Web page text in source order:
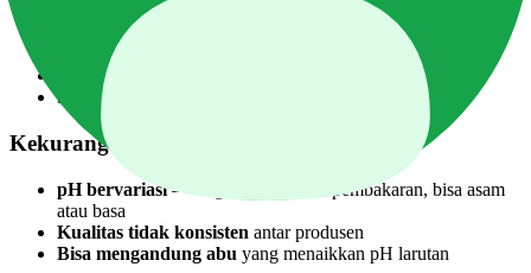
Sangat murah
— bahkan bisa dibuat sendiri dari sekam padi
Mudah didapat
di toko pertanian konvensional seluruh
Indonesia
Drainase baik
Sedikit sifat anti-jamur
Kekurangan
pH bervariasi— tergantung proses pembakaran, bisa asam
atau basa
Kualitas tidak konsisten antar produsen
Bisa mengandung abu yang menaikkan pH larutan